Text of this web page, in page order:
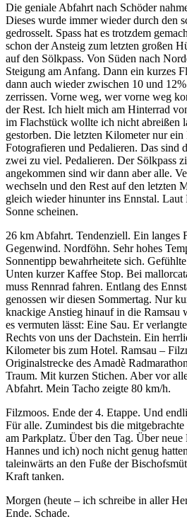
Die geniale Abfahrt nach Schöder
Dieses wurde immer wieder durch den
gedrosselt. Spass hat es trotzdem
schon der Ansteig zum letzten großen
auf den Sölkpass. Von Süden nach
Steigung am Anfang. Dann ein kurzes
dann auch wieder zwischen 10 und
zerrissen. Vorne weg, wer vorne weg
der Rest. Ich hielt mich am Hinterrad
im Flachstück wollte ich nicht abreißen
gestorben. Die letzten Kilometer nur
Fotografieren und Pedalieren. Das sind
zwei zu viel. Pedalieren. Der Sölkpass
angekommen sind wir dann aber alle.
wechseln und den Rest auf den letzten
gleich wieder hinunter ins Ennstal. Laut
Sonne scheinen.
26 km Abfahrt. Tendenziell. Ein langes
Gegenwind. Nordföhn. Sehr hohes
Sonnentipp bewahrheitete sich.
Unten kurzer Kaffee Stop. Bei
muss Rennrad fahren. Entlang des
genossen wir diesen Sommertag. Nur
knackige Anstieg hinauf in die Ramsau
es vermuten lässt: Eine Sau. Er
Rechts von uns der Dachstein. Ein
Kilometer bis zum Hotel. Ramsau –
Originalstrecke des Amadè
Traum. Mit kurzen Stichen. Aber vor
Abfahrt. Mein Tacho zeigte 80 km/h.
Filzmoos. Ende der 4. Etappe. Und
Für alle. Zumindest bis die
am Parkplatz. Über den Tag. Über
Hannes und ich) noch nicht genug
taleinwärts an den Fuße der
Kraft tanken.
Morgen (heute – ich schreibe in aller
Ende. Schade.